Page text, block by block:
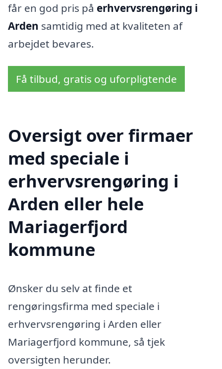
får en god pris på erhvervsrengøring i
Arden samtidig med at kvaliteten af
arbejdet bevares.
Få tilbud, gratis og uforpligtende
Oversigt over firmaer
med speciale i
erhvervsrengøring i
Arden eller hele
Mariagerfjord
kommune
Ønsker du selv at finde et
rengøringsfirma med speciale i
erhvervsrengøring i Arden eller
Mariagerfjord kommune, så tjek
oversigten herunder.